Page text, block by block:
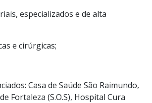
especializados e de alta
e cirúrgicas;
Casa de Saúde São Raimundo,
Fortaleza (S.O.S), Hospital Cura